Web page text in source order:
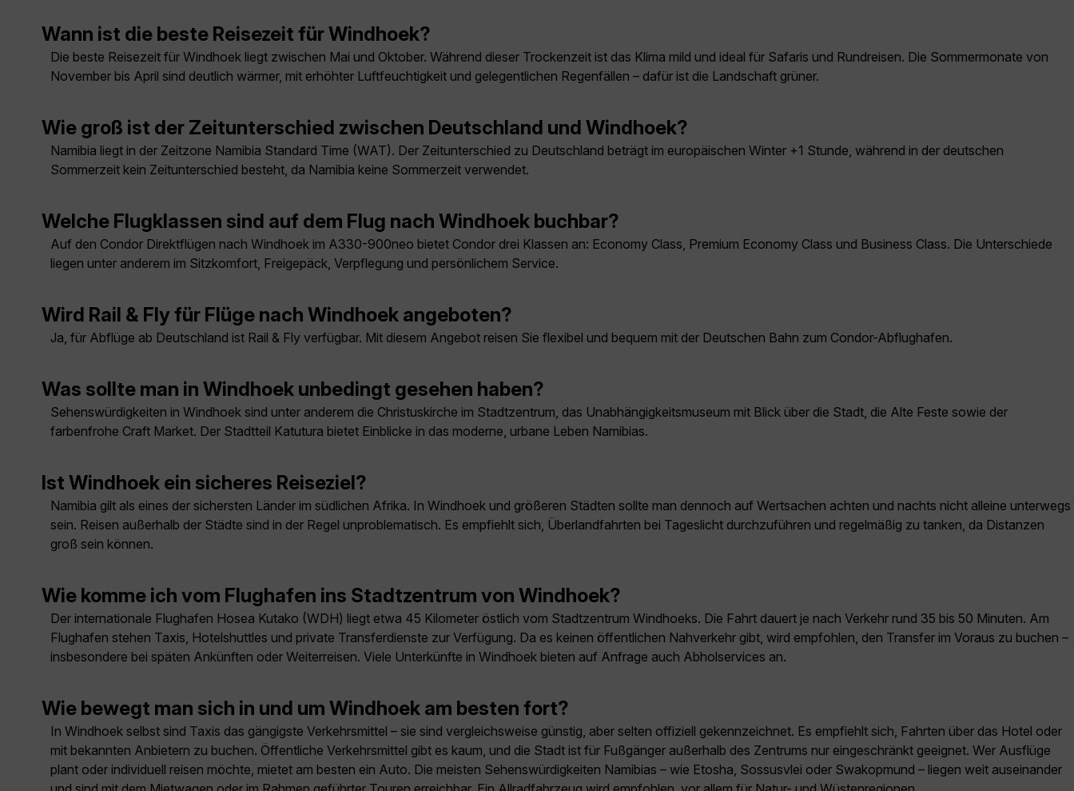
Wann ist die beste Reisezeit für Windhoek?
Die beste Reisezeit für Windhoek liegt zwischen Mai und Oktober. Während dieser Trockenzeit ist das Klima mild und ideal für Safaris und Rundreisen. Die Sommermonate von
November bis April sind deutlich wärmer, mit erhöhter Luftfeuchtigkeit und gelegentlichen Regenfällen – dafür ist die Landschaft grüner.
Wie groß ist der Zeitunterschied zwischen Deutschland und Windhoek?
Namibia liegt in der Zeitzone Namibia Standard Time (WAT). Der Zeitunterschied zu Deutschland beträgt im europäischen Winter +1 Stunde, während in der deutschen
Sommerzeit kein Zeitunterschied besteht, da Namibia keine Sommerzeit verwendet.
Welche Flugklassen sind auf dem Flug nach Windhoek buchbar?
Auf den Condor Direktflügen nach Windhoek im A330-900neo bietet Condor drei Klassen an: Economy Class, Premium Economy Class und Business Class. Die Unterschiede
liegen unter anderem im Sitzkomfort, Freigepäck, Verpflegung und persönlichem Service.
Wird Rail & Fly für Flüge nach Windhoek angeboten?
Ja, für Abflüge ab Deutschland ist Rail & Fly verfügbar. Mit diesem Angebot reisen Sie flexibel und bequem mit der Deutschen Bahn zum Condor-Abflughafen.
Was sollte man in Windhoek unbedingt gesehen haben?
Sehenswürdigkeiten in Windhoek sind unter anderem die Christuskirche im Stadtzentrum, das Unabhängigkeitsmuseum mit Blick über die Stadt, die Alte Feste sowie der
farbenfrohe Craft Market. Der Stadtteil Katutura bietet Einblicke in das moderne, urbane Leben Namibias.
Ist Windhoek ein sicheres Reiseziel?
Namibia gilt als eines der sichersten Länder im südlichen Afrika. In Windhoek und größeren Städten sollte man dennoch auf Wertsachen achten und nachts nicht alleine unterwegs
sein. Reisen außerhalb der Städte sind in der Regel unproblematisch. Es empfiehlt sich, Überlandfahrten bei Tageslicht durchzuführen und regelmäßig zu tanken, da Distanzen
groß sein können.
Wie komme ich vom Flughafen ins Stadtzentrum von Windhoek?
Der internationale Flughafen Hosea Kutako (WDH) liegt etwa 45 Kilometer östlich vom Stadtzentrum Windhoeks. Die Fahrt dauert je nach Verkehr rund 35 bis 50 Minuten. Am
Flughafen stehen Taxis, Hotelshuttles und private Transferdienste zur Verfügung. Da es keinen öffentlichen Nahverkehr gibt, wird empfohlen, den Transfer im Voraus zu buchen –
insbesondere bei späten Ankünften oder Weiterreisen. Viele Unterkünfte in Windhoek bieten auf Anfrage auch Abholservices an.
Wie bewegt man sich in und um Windhoek am besten fort?
In Windhoek selbst sind Taxis das gängigste Verkehrsmittel – sie sind vergleichsweise günstig, aber selten offiziell gekennzeichnet. Es empfiehlt sich, Fahrten über das Hotel oder
mit bekannten Anbietern zu buchen. Öffentliche Verkehrsmittel gibt es kaum, und die Stadt ist für Fußgänger außerhalb des Zentrums nur eingeschränkt geeignet. Wer Ausflüge
plant oder individuell reisen möchte, mietet am besten ein Auto. Die meisten Sehenswürdigkeiten Namibias – wie Etosha, Sossusvlei oder Swakopmund – liegen weit auseinander